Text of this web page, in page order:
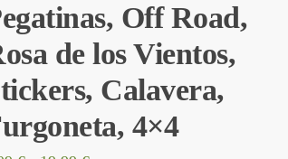
Off Road,
de los Vientos,
Calavera,
4×4